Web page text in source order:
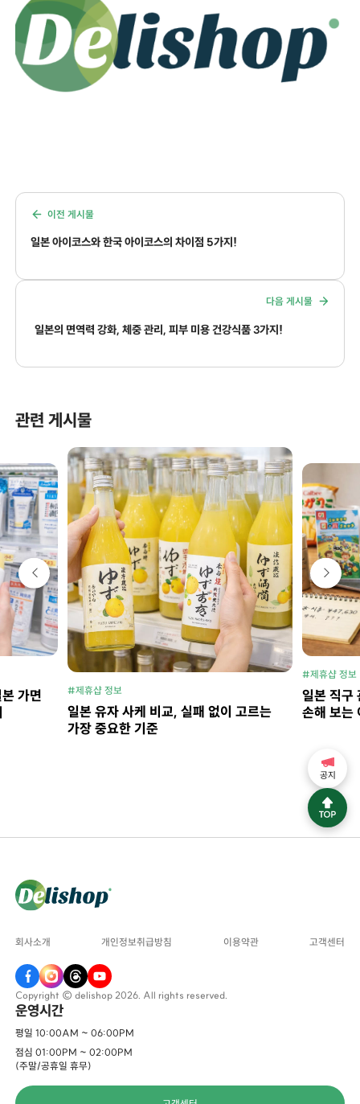
이전 게시물
일본 아이코스와 한국 아이코스의 차이점 5가지!
다음 게시물
일본의 면역력 강화, 체중 관리, 피부 미용 건강식품 3가지!
관련 게시물
가면
#제휴샵 정보
일본 유자 사케 비교, 실패 없이 고르는
가장 중요한 기준
#제휴샵 정보
일본 직구
손해 보는
회사소개 개인정보취급방침 이용약관 고객센터
Copyright © delishop 2026. All rights reserved.
운영시간
평일 10:00AM ~ 06:00PM
점심 01:00PM ~ 02:00PM
(주말/공휴일 휴무)
공지